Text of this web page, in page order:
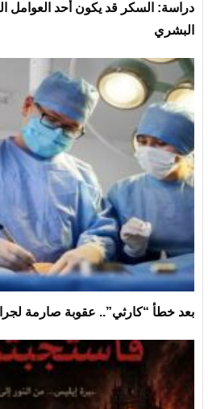
دراسة: السكر قد يكون أحد العوامل
البشري
بعد خطأ “كارثي”.. عقوبة صارمة